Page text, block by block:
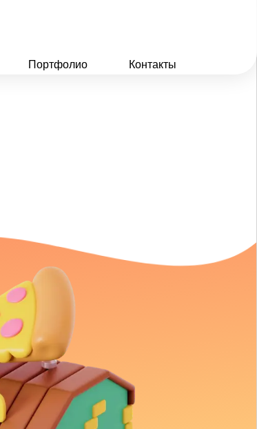
Портфолио Контакты